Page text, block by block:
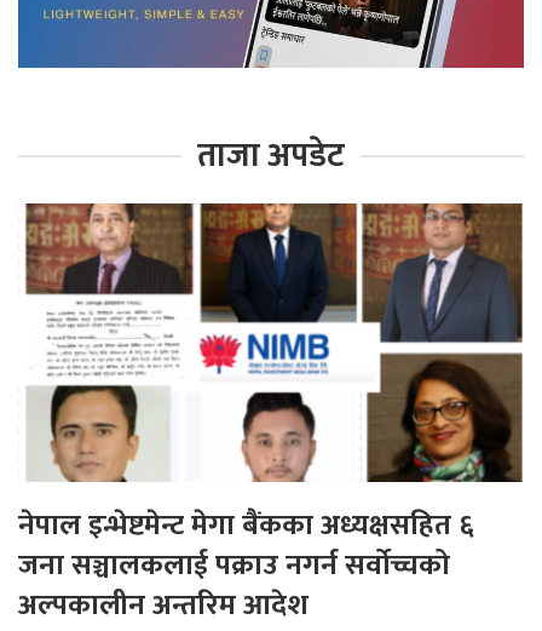
ताजा अपडेट
नेपाल इन्भेष्टमेन्ट मेगा बैंकका अध्यक्षसहित ६
जना सञ्चालकलाई पक्राउ नगर्न सर्वोच्चको
अल्पकालीन अन्तरिम आदेश